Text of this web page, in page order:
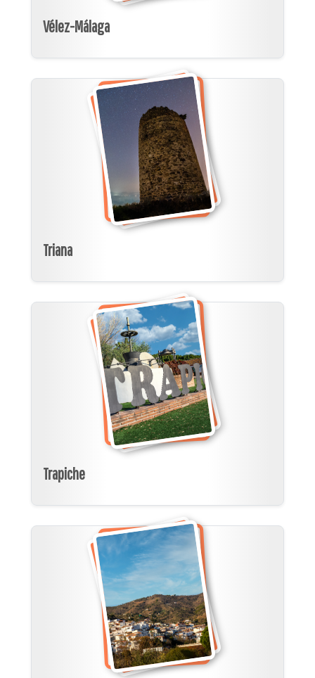
Vélez-Málaga
Triana
Trapiche